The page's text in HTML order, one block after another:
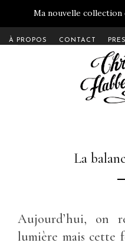
Ma nouvelle
À PROPOS CONTACT
La
Aujourd’hui, on
lumière mais cette